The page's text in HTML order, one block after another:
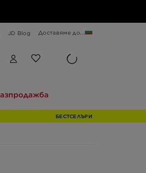
JD Blog Доставяме до...
БЕСТСЕЛЪРИ